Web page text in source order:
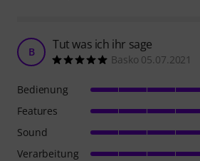
B Tut was ich ihr sage
Basko 05.07.2021
Bedienung
Features
Sound
Verarbeitung